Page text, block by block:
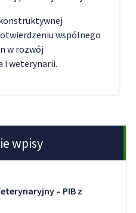
wspólnego
w rozwój
i weterynarii.
wpisy
– PIB z